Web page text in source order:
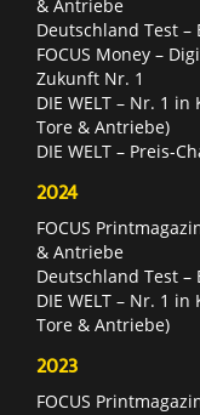
& Antriebe
Deutschland Test
FOCUS Money –
Zukunft Nr. 1
DIE WELT – Nr. 1
Tore & Antriebe)
DIE WELT – Preis-
2024
FOCUS
& Antriebe
Deutschland Test
DIE WELT – Nr. 1
Tore & Antriebe)
2023
FOCUS